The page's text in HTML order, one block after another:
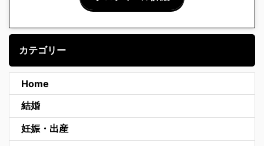
カテゴリー
Home
結婚
妊娠・出産